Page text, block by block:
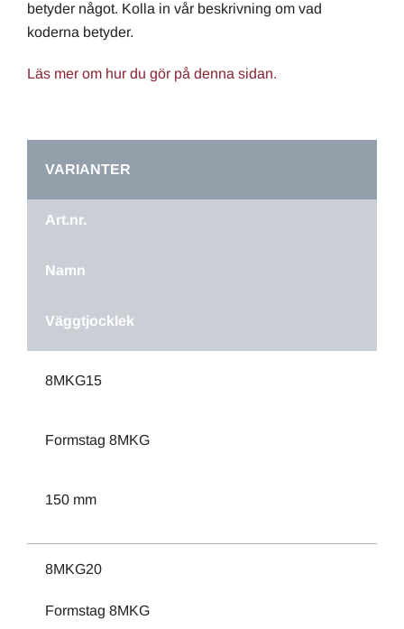
betyder något. Kolla in vår beskrivning om vad
koderna betyder.
Läs mer om hur du gör på denna sidan.
VARIANTER
Art.nr.
Namn
Väggtjocklek
8MKG15
Formstag 8MKG
150 mm
8MKG20
Formstag 8MKG